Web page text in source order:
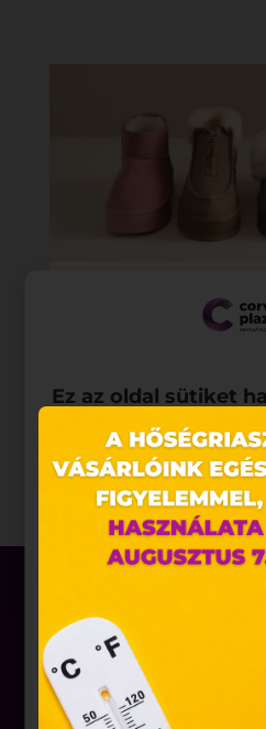
Ez az oldal sütiket
Weboldalunkon „cookie"-kat
alkalmazunk. Ezek olyan
tárolnak webes
hozzájárulása szükséges.
A „sütiket" az elektronikus
összefüggő szolgáltatások
2001. évi CVIII. törvény,
előírásainak megfelelően
weblapoknak, melyek az
belül működnek, a „sütik"